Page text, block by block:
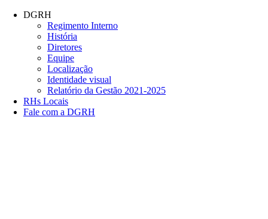
Conteúdo principal
DGRH
Regimento Interno
História
Diretores
Equipe
Localização
Identidade visual
Relatório da Gestão 2021-2025
RHs Locais
Fale com a DGRH